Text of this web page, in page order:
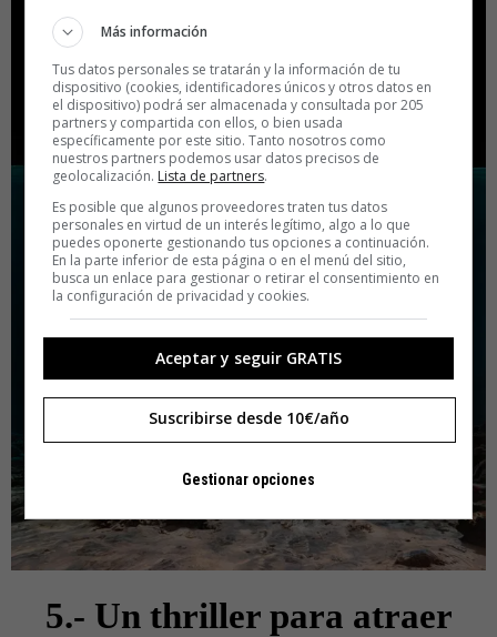
5.- Un thriller para atraer
Más información
Tus datos personales se tratarán y la información de tu
dispositivo (cookies, identificadores únicos y otros datos en
el dispositivo) podrá ser almacenada y consultada por 205
partners y compartida con ellos, o bien usada
específicamente por este sitio. Tanto nosotros como
nuestros partners podemos usar datos precisos de
geolocalización. Lista de partners.
Es posible que algunos proveedores traten tus datos
personales en virtud de un interés legítimo, algo a lo que
puedes oponerte gestionando tus opciones a continuación.
En la parte inferior de esta página o en el menú del sitio,
busca un enlace para gestionar o retirar el consentimiento en
la configuración de privacidad y cookies.
Aceptar y seguir GRATIS
Suscribirse desde 10€/año
Gestionar opciones